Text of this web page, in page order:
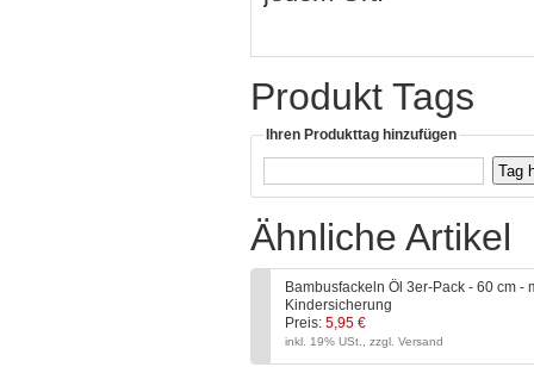
Produkt Tags
Ihren Produkttag hinzufügen
Ähnliche Artikel
Bambusfackeln Öl 3er-Pack - 60 cm -
Kindersicherung
Preis: 5,95 €
inkl. 19% USt., zzgl. Versand